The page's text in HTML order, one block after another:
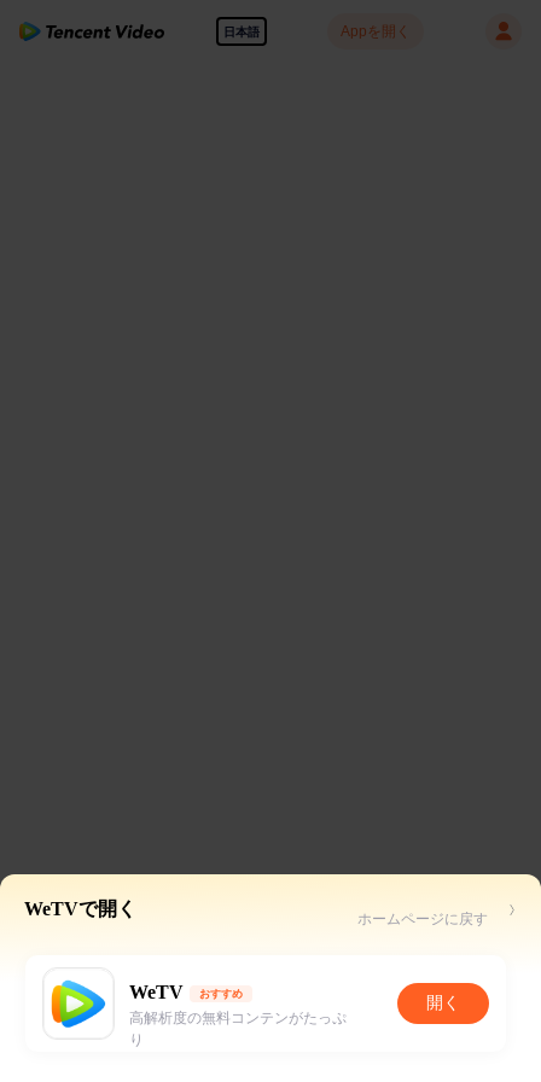
日本語 Appを開く
WeTVで開く ホームページに戻す
WeTV おすすめ
高解析度の無料コンテンがたっぷ
り
開く